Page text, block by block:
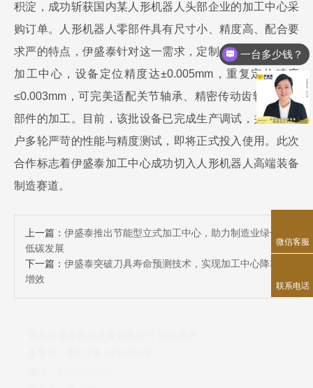
积淀，成功斩获国内某人形机器人头部企业的加工中心采
购订单。人形机器人零部件具有尺寸小、精度高、配合要
求严的特点，伊盛泰针对这一需求，定制化研发了高精度
加工中心，设备定位精度达±0.005mm ，重复定位精度
≤0.003mm ，可完美适配关节轴承、精密传动齿轮等核心
部件的加工。目前，该批设备已完成生产调试，并通过客
户多轮严苛的性能与精度测试，即将正式投入使用。此次
合作标志着伊盛泰加工中心成功切入人形机器人高端装备
制造赛道。
上一篇： 伊盛泰推出节能型立式加工中心，助力制造业绿色
低碳发展
下一篇： 伊盛泰突破刀具寿命预测技术，实现加工中心降本
增效
微信客服
联系电话
一台多少钱？